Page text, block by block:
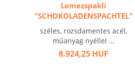
Lemezspakli
"SCHOKOLADENSPACHTEL"
széles, rozsdamentes acél,
műanyag nyéllel ...
8.924,25 HUF